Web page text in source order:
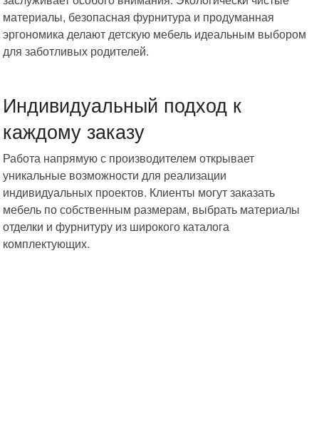
материалы, безопасная фурнитура и продуманная
эргономика делают детскую мебель идеальным выбором
для заботливых родителей.
Индивидуальный подход к
каждому заказу
Работа напрямую с производителем открывает
уникальные возможности для реализации
индивидуальных проектов. Клиенты могут заказать
мебель по собственным размерам, выбрать материалы
отделки и фурнитуру из широкого каталога
комплектующих.